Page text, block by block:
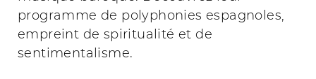
programme de polyphonies espagnoles,
empreint de spiritualité et de
sentimentalisme.